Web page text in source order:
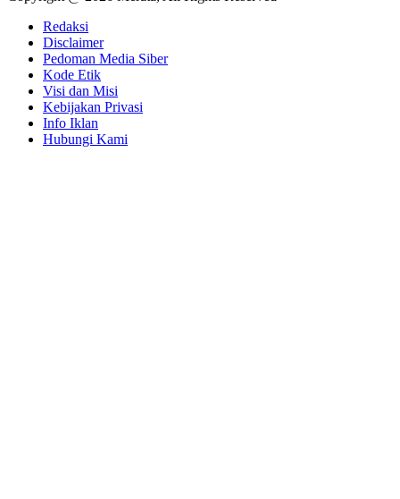
Redaksi
Disclaimer
Pedoman Media Siber
Kode Etik
Visi dan Misi
Kebijakan Privasi
Info Iklan
Hubungi Kami